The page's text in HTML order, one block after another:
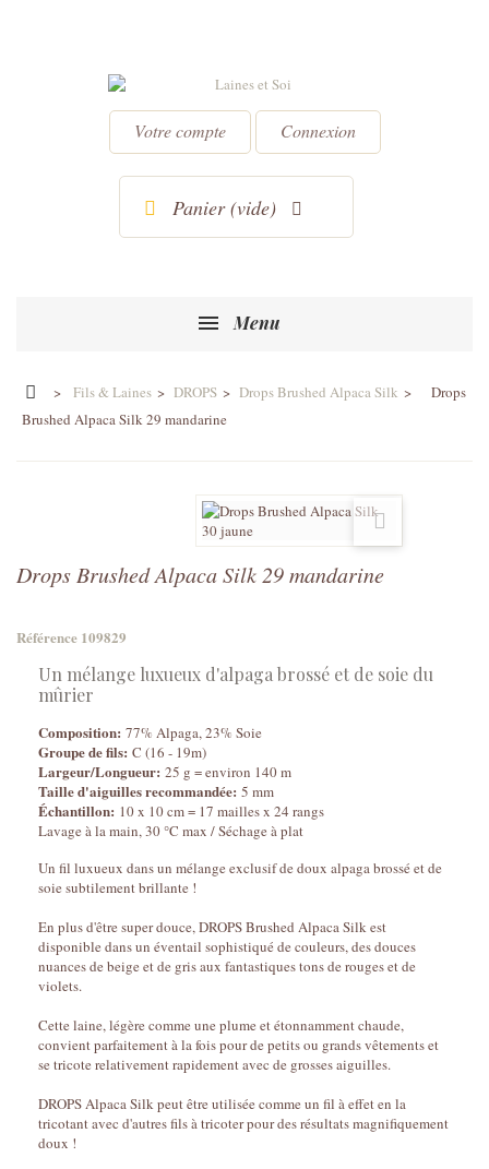
Votre compte Connexion
Panier (vide)
Menu
> Fils & Laines > DROPS > Drops Brushed Alpaca Silk >
Drops
Brushed Alpaca Silk 29 mandarine
Drops Brushed Alpaca Silk 29 mandarine
Référence 109829
Un mélange luxueux d'alpaga brossé et de soie du
mûrier
Composition: 77% Alpaga, 23% Soie
Groupe de fils: C (16 - 19m)
Largeur/Longueur: 25 g = environ 140 m
Taille d'aiguilles recommandée: 5 mm
Échantillon: 10 x 10 cm = 17 mailles x 24 rangs
Lavage à la main, 30 °C max / Séchage à plat
Un fil luxueux dans un mélange exclusif de doux alpaga brossé et de
soie subtilement brillante !
En plus d'être super douce, DROPS Brushed Alpaca Silk est
disponible dans un éventail sophistiqué de couleurs, des douces
nuances de beige et de gris aux fantastiques tons de rouges et de
violets.
Cette laine, légère comme une plume et étonnamment chaude,
convient parfaitement à la fois pour de petits ou grands vêtements et
se tricote relativement rapidement avec de grosses aiguilles.
DROPS Alpaca Silk peut être utilisée comme un fil à effet en la
tricotant avec d'autres fils à tricoter pour des résultats magnifiquement
doux !